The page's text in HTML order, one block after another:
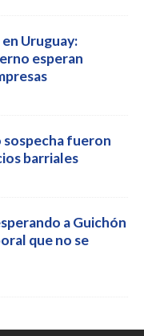
Uruguay:
esperan
sospecha fueron
barriales
a Guichón
que no se